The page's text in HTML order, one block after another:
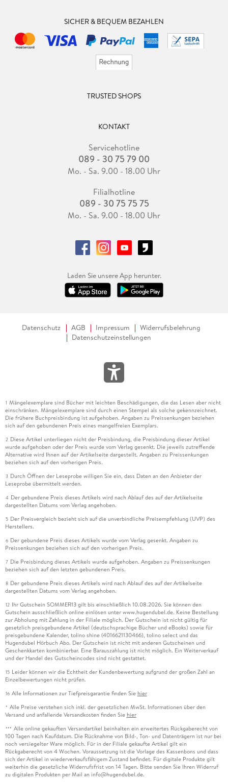
SICHER & BEQUEM BEZAHLEN
TRUSTED SHOPS
KONTAKT
Servicehotline
089 - 30 75 79 00
Mo. - Sa. 9.00 - 18.00 Uhr
Filialhotline
089 - 30 75 75 75
Mo. - Sa. 9.00 - 18.00 Uhr
Laden Sie unsere App herunter.
Datenschutz AGB Impressum
Widerrufsbelehrung
Datenschutzeinstellungen
1 Mängelexemplare sind Bücher mit leichten Beschädigungen, die das Lesen aber nicht
einschränken. Mängelexemplare sind durch einen Stempel als solche gekennzeichnet.
Die frühere Buchpreisbindung ist aufgehoben. Angaben zu Preissenkungen beziehen
sich auf den gebundenen Preis eines mangelfreien Exemplars.
2 Diese Artikel unterliegen nicht der Preisbindung, die Preisbindung dieser Artikel
wurde aufgehoben oder der Preis wurde vom Verlag gesenkt. Die jeweils zutreffende
Alternative wird Ihnen auf der Artikelseite dargestellt. Angaben zu Preissenkungen
beziehen sich auf den vorherigen Preis.
3 Durch Öffnen der Leseprobe willigen Sie ein, dass Daten an den Anbieter der
Leseprobe übermittelt werden.
4 Der gebundene Preis dieses Artikels wird nach Ablauf des auf der Artikelseite
dargestellten Datums vom Verlag angehoben.
5 Der Preisvergleich bezieht sich auf die unverbindliche Preisempfehlung (UVP) des
Herstellers.
6 Der gebundene Preis dieses Artikels wurde vom Verlag gesenkt. Angaben zu
Preissenkungen beziehen sich auf den vorherigen Preis.
7 Die Preisbindung dieses Artikels wurde aufgehoben. Angaben zu Preissenkungen
beziehen sich auf den letzten gebundenen Preis.
8 Der gebundene Preis dieses Artikels wird nach Ablauf des auf der Artikelseite
dargestellten Datums vom Verlag angehoben.
12 Ihr Gutschein SOMMER13 gilt bis einschließlich 10.08.2026. Sie können den
Gutschein ausschließlich online einlösen unter www.hugendubel.de. Keine Bestellung
zur Abholung mit Zahlung in der Filiale möglich. Der Gutschein ist nicht gültig für
gesetzlich preisgebundene Artikel (deutschsprachige Bücher und eBooks) sowie für
preisgebundene Kalender, tolino shine (4016621130466), tolino select und das
Hugendubel Hörbuch Abo. Der Gutschein ist nicht mit anderen Gutscheinen und
Geschenkkarten kombinierbar. Eine Barauszahlung ist nicht möglich. Ein Weiterverkauf
und der Handel des Gutscheincodes sind nicht gestattet.
15 Leider können wir die Echtheit der Kundenbewertung aufgrund der großen Zahl an
Einzelbewertungen nicht prüfen.
16 Alle Informationen zur Tiefpreisgarantie finden Sie hier
* Alle Preise verstehen sich inkl. der gesetzlichen MwSt. Informationen über den
Versand und anfallende Versandkosten finden Sie hier
*** Alle online gekauften Versandartikel beinhalten ein erweitertes Rückgaberecht von
100 Tagen nach Kaufdatum. Die Rücknahme von Bild-, Ton- und Datenträgern ist nur bei
noch versiegelter Ware möglich. Für in der Filiale gekaufte Artikel gilt ein
Rückgaberecht von 4 Wochen. Voraussetzung ist die Vorlage des Kassenbons und dass
sich der Artikel in wiederverkaufsfähigem Zustand befindet. Für digitale Produkte gilt
weiterhin die gesetzliche Widerrufsfrist von 14 Tagen. Bitte senden Sie Ihren Widerruf
zu digitalen Produkten per Mail an info@hugendubel.de.